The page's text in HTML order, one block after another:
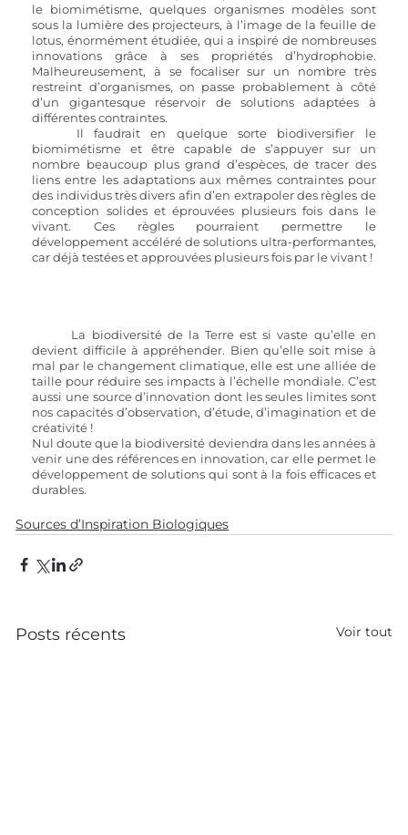
le biomimétisme, quelques organismes modèles sont
sous la lumière des projecteurs, à l’image de la feuille de
lotus, énormément étudiée, qui a inspiré de nombreuses
innovations grâce à ses propriétés d’hydrophobie.
Malheureusement, à se focaliser sur un nombre très
restreint d’organismes, on passe probablement à côté
d’un gigantesque réservoir de solutions adaptées à
différentes contraintes.
biomimétisme et être capable de s’appuyer sur un
nombre beaucoup plus grand d’espèces, de tracer des
liens entre les adaptations aux mêmes contraintes pour
des individus très divers afin d’en extrapoler des règles de
conception solides et éprouvées plusieurs fois dans le
vivant. Ces règles pourraient permettre le
développement accéléré de solutions ultra-performantes,
devient difficile à appréhender. Bien qu’elle soit mise à
mal par le changement climatique, elle est une alliée de
taille pour réduire ses impacts à l’échelle mondiale. C’est
aussi une source d’innovation dont les seules limites sont
nos capacités d’observation, d’étude, d’imagination et de
créativité !
Nul doute que la biodiversité deviendra dans les années à
venir une des références en innovation, car elle permet le
développement de solutions qui sont à la fois efficaces et
durables.
Sources d’Inspiration Biologiques
Posts récents Voir tout